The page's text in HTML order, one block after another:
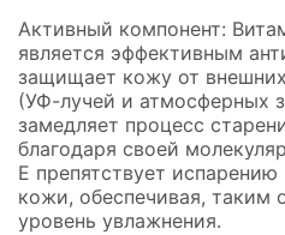
Активный компонент:
является эффективным
защищает кожу от
(УФ-лучей и атмосферных
замедляет процесс
благодаря своей
Е препятствует испарению
кожи, обеспечивая, таким
уровень увлажнения.